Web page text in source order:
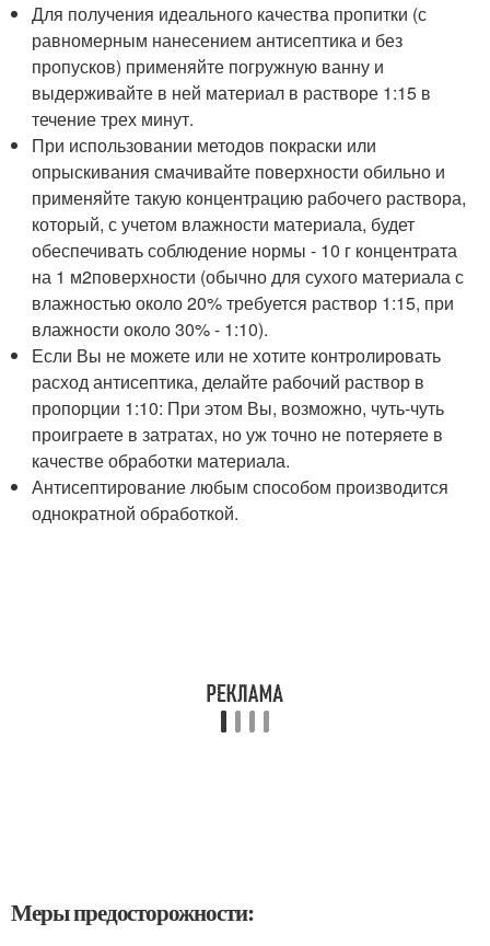
Для получения идеального качества пропитки (с
равномерным нанесением антисептика и без
пропусков) применяйте погружную ванну и
выдерживайте в ней материал в растворе 1:15 в
течение трех минут.
При использовании методов покраски или
опрыскивания смачивайте поверхности обильно и
применяйте такую концентрацию рабочего раствора,
который, с учетом влажности материала, будет
обеспечивать соблюдение нормы - 10 г концентрата
на 1 м2поверхности (обычно для сухого материала с
влажностью около 20% требуется раствор 1:15, при
влажности около 30% - 1:10).
Если Вы не можете или не хотите контролировать
расход антисептика, делайте рабочий раствор в
пропорции 1:10: При этом Вы, возможно, чуть-чуть
проиграете в затратах, но уж точно не потеряете в
качестве обработки материала.
Антисептирование любым способом производится
однократной обработкой.
Меры предосторожности: